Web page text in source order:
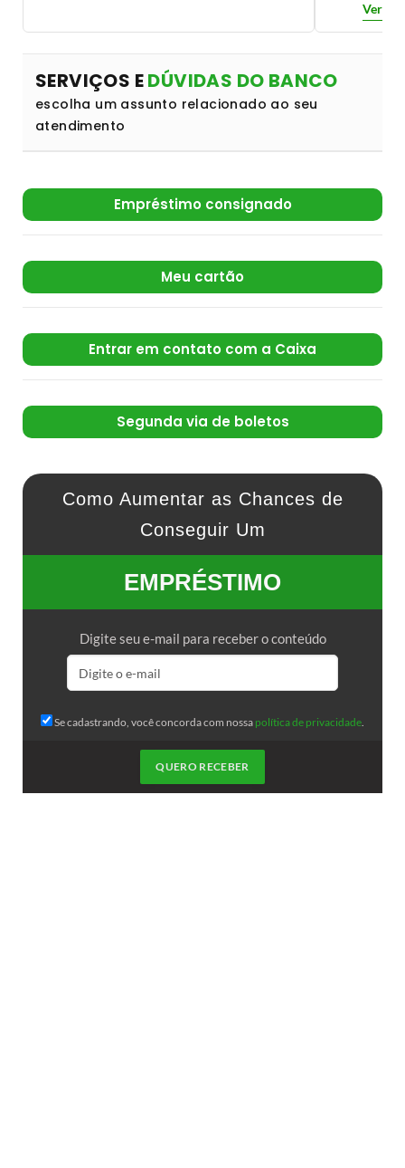
Ver
SERVIÇOS EDÚVIDAS DO BANCO
escolha um assunto relacionado ao seu
atendimento
Empréstimo consignado
Meu cartão
Entrar em contato com a Caixa
Segunda via de boletos
Como Aumentar as Chances de
Conseguir Um
EMPRÉSTIMO
Digite seu e-mail para receber o conteúdo
Se cadastrando, você concorda com nossa política de privacidade.
QUERO RECEBER